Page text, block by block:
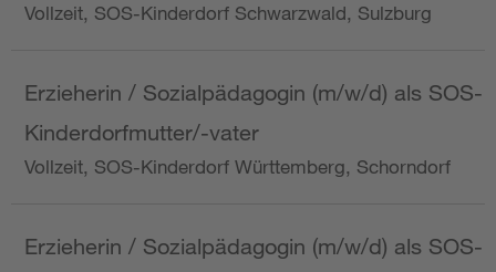
Vollzeit, SOS-Kinderdorf Schwarzwald, Sulzburg
Erzieherin / Sozialpädagogin (m/w/d) als SOS-
Kinderdorfmutter/-vater
Vollzeit, SOS-Kinderdorf Württemberg, Schorndorf
Erzieherin / Sozialpädagogin (m/w/d) als SOS-